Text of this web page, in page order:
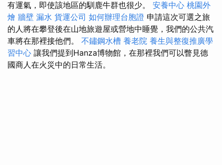
有運氣，即使該地區的馴鹿牛群也很少。 安養中心 桃園外
燴 牆壁 漏水 貨運公司 如何辦理台胞證 申請這次可選之旅
的人將在攀登後在山地旅遊屋或營地中睡覺，我們的公共汽
車將在那裡接他們。 不鏽鋼水槽 養老院 養生與整復推廣學
習中心 讓我們提到Hanza博物館，在那裡我們可以瞥見德
國商人在火災中的日常生活。